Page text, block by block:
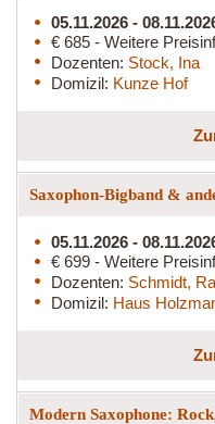
05.11.2026 -
€ 685 - Weitere
Dozenten: Stock, Ina
Domizil: Kunze Hof
Saxophon-Bigband &
05.11.2026 -
€ 699 - Weitere
Dozenten: Schmidt,
Domizil: Haus
Modern Saxophone: